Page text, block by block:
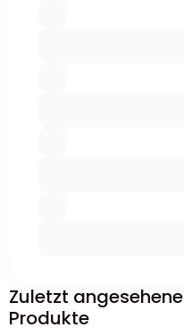
Zuletzt angesehene
Produkte